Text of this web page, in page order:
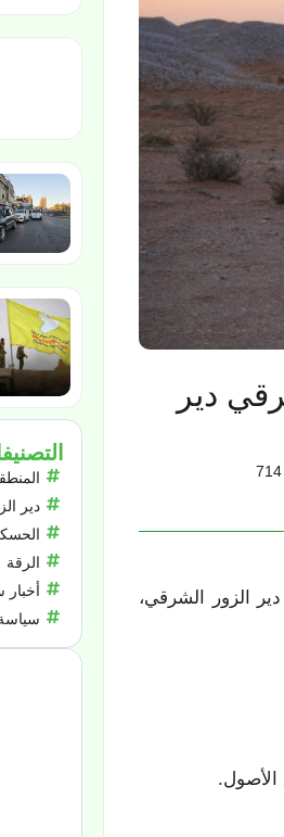
دير
714
الزور الشرقي،
الأصول.
دير
الرقة
أخبار